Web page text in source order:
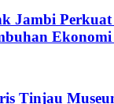
Jambi Perkuat
Tinjau